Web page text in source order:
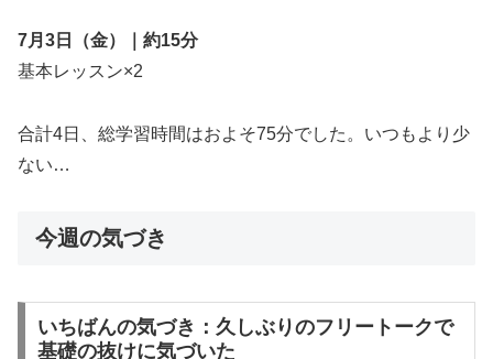
7月3日（金）｜約15分
基本レッスン×2
合計4日、総学習時間はおよそ75分でした。いつもより少
ない…
今週の気づき
いちばんの気づき：久しぶりのフリートークで
基礎の抜けに気づいた